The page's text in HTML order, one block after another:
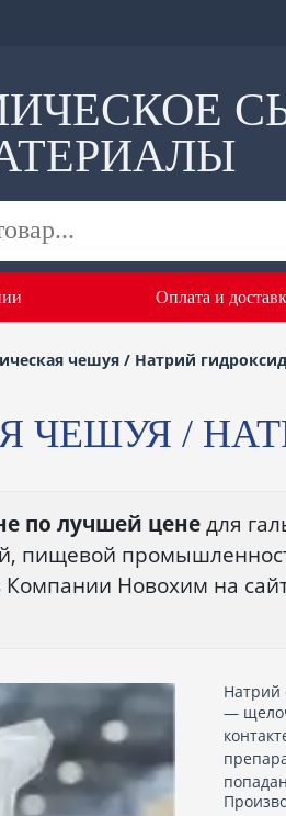
Оплата и
чешуя / Натрий гидроксид
ЧЕШУЯ /
по лучшей цене для
пищевой
Новохим на
Натрий
—